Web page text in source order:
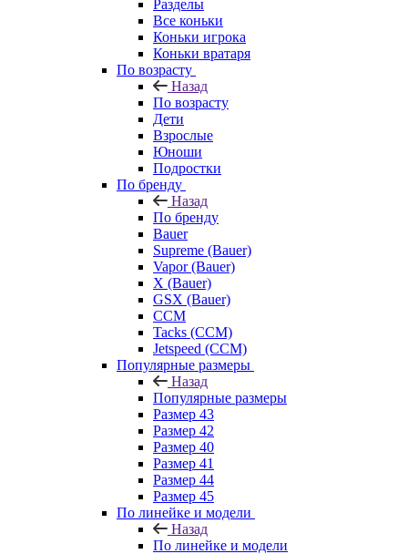
Разделы
Все коньки
Коньки игрока
Коньки вратаря
По возрасту
Назад
По возрасту
Дети
Взрослые
Юноши
Подростки
По бренду
Назад
По бренду
Bauer
Supreme (Bauer)
Vapor (Bauer)
X (Bauer)
GSX (Bauer)
CCM
Tacks (CCM)
Jetspeed (CCM)
Популярные размеры
Назад
Популярные размеры
Размер 43
Размер 42
Размер 40
Размер 41
Размер 44
Размер 45
По линейке и модели
Назад
По линейке и модели